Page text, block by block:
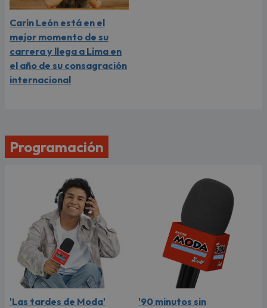
Carín León está en el
mejor momento de su
carrera y llega a Lima en
el año de su consagración
internacional
Programación
'Las tardes de Moda'
'90 minutos sin